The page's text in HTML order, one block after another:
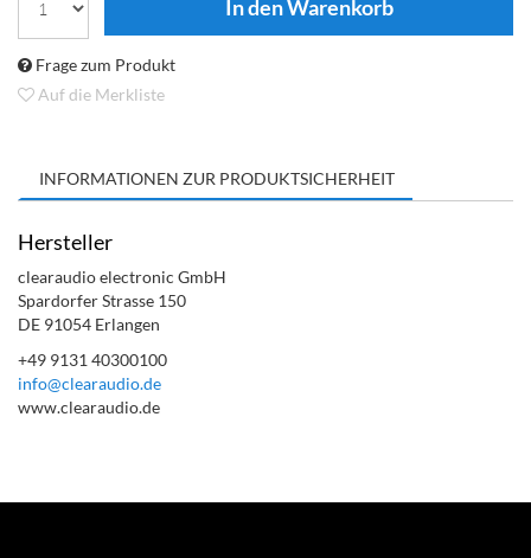
Frage zum Produkt
Auf die Merkliste
INFORMATIONEN ZUR PRODUKTSICHERHEIT
Hersteller
clearaudio electronic GmbH
Spardorfer Strasse 150
DE 91054 Erlangen
+49 9131 40300100
info@clearaudio.de
www.clearaudio.de